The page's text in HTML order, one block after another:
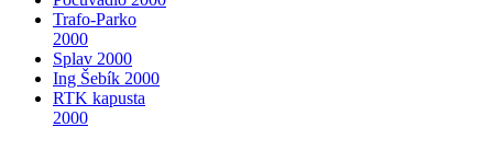
Trafo-Parko
2000
Splav 2000
Ing Šebík 2000
RTK kapusta
2000